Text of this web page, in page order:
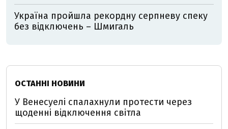
Україна пройшла рекордну серпневу спеку
без відключень – Шмигаль
ОСТАННІ НОВИНИ
У Венесуелі спалахнули протести через
щоденні відключення світла